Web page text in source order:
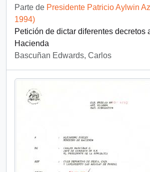
Parte de Presidente Patricio Aylwin
1994)
Petición de dictar diferentes decretos
Hacienda
Bascuñan Edwards, Carlos